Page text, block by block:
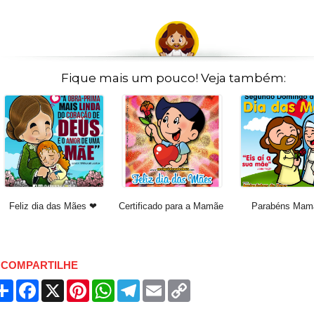
Fique mais um pouco! Veja também:
Feliz dia das Mães ❤ Certificado para a Mamãe Parabéns
COMPARTILHE
S
F
X
P
W
T
E
m